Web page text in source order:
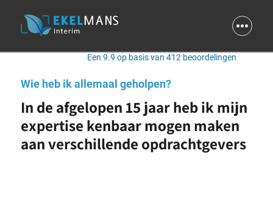
Wie heb ik allemaal geholpen?
In de afgelopen 15 jaar heb ik mijn
expertise kenbaar mogen maken
aan verschillende opdrachtgevers
9.9
Een 9.9 op basis van 412 beoordelingen